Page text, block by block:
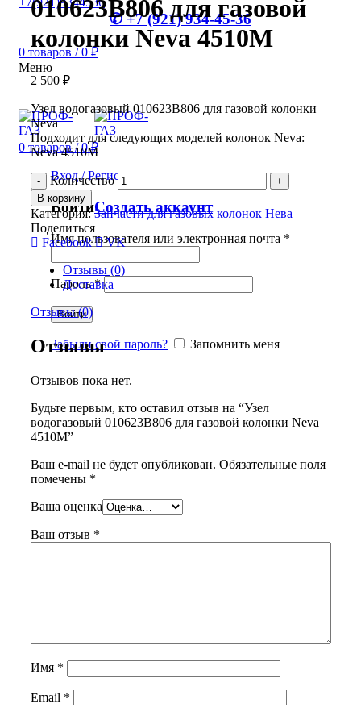
✆ +7 (921) 934-45-36
0 товаров / 0 ₽
Меню
0 товаров / 0₽
Вход / Регистрация
ВойтиСоздать аккаунт
Имя пользователя или электронная почта *
Пароль*
Войти
Забыли свой пароль? Запомнить меня
010623В806 для газовой
колонки Neva 4510М
2 500 ₽
Узел водогазовый 010623В806 для газовой колонки
Neva
Подходит для следующих моделей колонок Neva:
Neva 4510М
Количество
В корзину
Категория:Запчасти для газовых колонок Нева
Поделиться
Facebook
VK
Отзывы (0)
Доставка
Отзывы (0)
Отзывы
Отзывов пока нет.
Будьте первым, кто оставил отзыв на “Узел
водогазовый 010623В806 для газовой колонки Neva
4510М”
Ваш e-mail не будет опубликован. Обязательные поля
помечены *
Ваша оценка
Ваш отзыв *
Имя *
Email *